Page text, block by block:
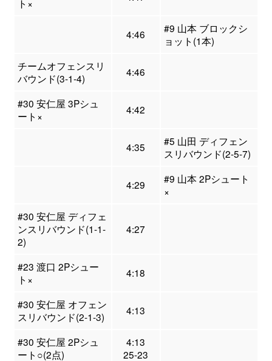
ト×
4:46
#9 山本 ブロックシ
ョット(1本)
チームオフェンスリ
バウンド(3-1-4)
4:46
#30 安仁屋 3Pシュ
ート×
4:42
4:35
#5 山田 ディフェン
スリバウンド(2-5-7)
4:29
#9 山本 2Pシュート
×
#30 安仁屋 ディフェ
ンスリバウンド(1-1-
2)
4:27
#23 渡口 2Pシュー
ト×
4:18
#30 安仁屋 オフェン
スリバウンド(2-1-3)
4:13
#30 安仁屋 2Pシュ
ート○(2点)
4:13
25-23